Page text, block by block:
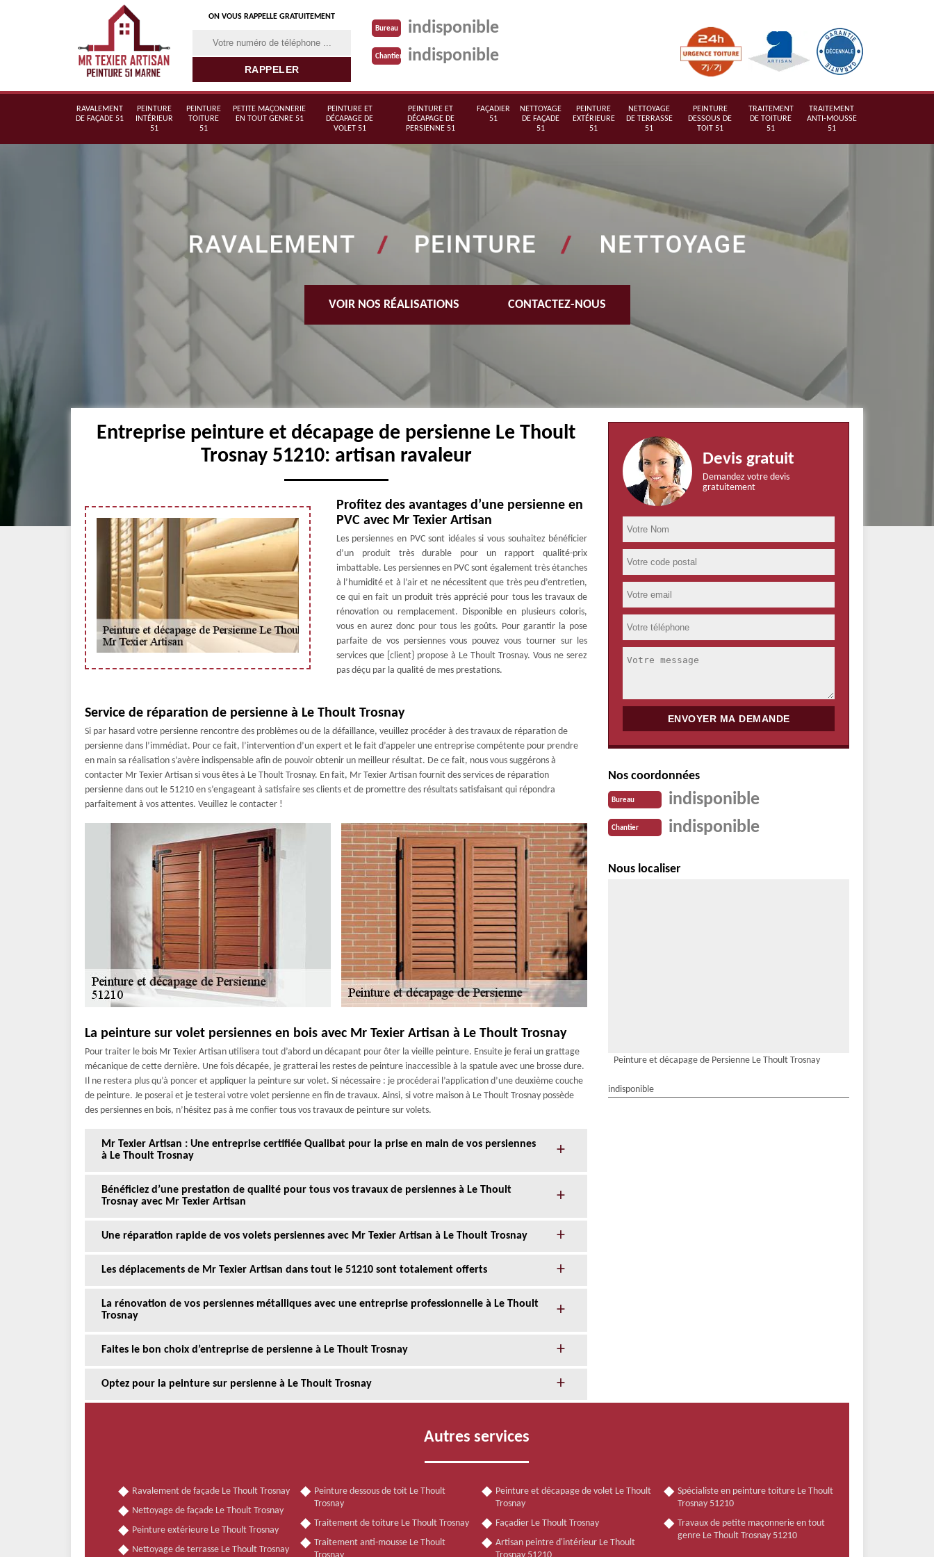
ON VOUS RAPPELLE GRATUITEMENT
Bureau indisponible
Chantier indisponible
RAVALEMENT
DE FAÇADE 51
PEINTURE
INTÉRIEUR
51
PEINTURE
TOITURE
51
PETITE MAÇONNERIE
EN TOUT GENRE 51
PEINTURE ET
DÉCAPAGE DE
VOLET 51
PEINTURE ET
DÉCAPAGE DE
PERSIENNE 51
FAÇADIER
51
NETTOYAGE
DE FAÇADE
51
PEINTURE
EXTÉRIEURE
51
NETTOYAGE
DE TERRASSE
51
PEINTURE
DESSOUS DE
TOIT 51
TRAITEMENT
DE TOITURE
51
TRAITEMENT
ANTI-MOUSSE
51
VOIR NOS RÉALISATIONS CONTACTEZ-NOUS
Entreprise peinture et décapage de persienne Le Thoult
Trosnay 51210: artisan ravaleur
Profitez des avantages d’une persienne en
PVC avec Mr Texier Artisan
Les persiennes en PVC sont idéales si vous souhaitez bénéficier
d’un produit très durable pour un rapport qualité-prix
imbattable. Les persiennes en PVC sont également très étanches
à l’humidité et à l’air et ne nécessitent que très peu d’entretien,
ce qui en fait un produit très apprécié pour tous les travaux de
rénovation ou remplacement. Disponible en plusieurs coloris,
vous en aurez donc pour tous les goûts. Pour garantir la pose
parfaite de vos persiennes vous pouvez vous tourner sur les
services que [client} propose à Le Thoult Trosnay. Vous ne serez
pas déçu par la qualité de mes prestations.
Service de réparation de persienne à Le Thoult Trosnay
Si par hasard votre persienne rencontre des problèmes ou de la défaillance, veuillez procéder à des travaux de réparation de
persienne dans l’immédiat. Pour ce fait, l’intervention d’un expert et le fait d’appeler une entreprise compétente pour prendre
en main sa réalisation s’avère indispensable afin de pouvoir obtenir un meilleur résultat. De ce fait, nous vous suggérons à
contacter Mr Texier Artisan si vous êtes à Le Thoult Trosnay. En fait, Mr Texier Artisan fournit des services de réparation
persienne dans out le 51210 en s’engageant à satisfaire ses clients et de promettre des résultats satisfaisant qui répondra
parfaitement à vos attentes. Veuillez le contacter !
La peinture sur volet persiennes en bois avec Mr Texier Artisan à Le Thoult Trosnay
Pour traiter le bois Mr Texier Artisan utilisera tout d’abord un décapant pour ôter la vieille peinture. Ensuite je ferai un grattage
mécanique de cette dernière. Une fois décapée, je gratterai les restes de peinture inaccessible à la spatule avec une brosse dure.
Il ne restera plus qu’à poncer et appliquer la peinture sur volet. Si nécessaire : je procéderai l’application d’une deuxième couche
de peinture. Je poserai et je testerai votre volet persienne en fin de travaux. Ainsi, si votre maison à Le Thoult Trosnay possède
des persiennes en bois, n’hésitez pas à me confier tous vos travaux de peinture sur volets.
Mr Texier Artisan : Une entreprise certifiée Qualibat pour la prise en main de vos persiennes
à Le Thoult Trosnay
Bénéficiez d’une prestation de qualité pour tous vos travaux de persiennes à Le Thoult
Trosnay avec Mr Texier Artisan
Une réparation rapide de vos volets persiennes avec Mr Texier Artisan à Le Thoult Trosnay
Les déplacements de Mr Texier Artisan dans tout le 51210 sont totalement offerts
La rénovation de vos persiennes métalliques avec une entreprise professionnelle à Le Thoult
Trosnay
Faites le bon choix d’entreprise de persienne à Le Thoult Trosnay
Optez pour la peinture sur persienne à Le Thoult Trosnay
Devis gratuit
Demandez votre devis
gratuitement
Nos coordonnées
Bureau indisponible
Chantier indisponible
Nous localiser
Peinture et décapage de Persienne Le Thoult Trosnay
indisponible
Autres services
Ravalement de façade Le Thoult Trosnay
Nettoyage de façade Le Thoult Trosnay
Peinture extérieure Le Thoult Trosnay
Nettoyage de terrasse Le Thoult Trosnay
Peinture dessous de toit Le Thoult
Trosnay
Traitement de toiture Le Thoult Trosnay
Traitement anti-mousse Le Thoult
Peinture et décapage de volet Le Thoult
Trosnay
Façadier Le Thoult Trosnay
Artisan peintre d'intérieur Le Thoult
Spécialiste en peinture toiture Le Thoult
Trosnay 51210
Travaux de petite maçonnerie en tout
genre Le Thoult Trosnay 51210